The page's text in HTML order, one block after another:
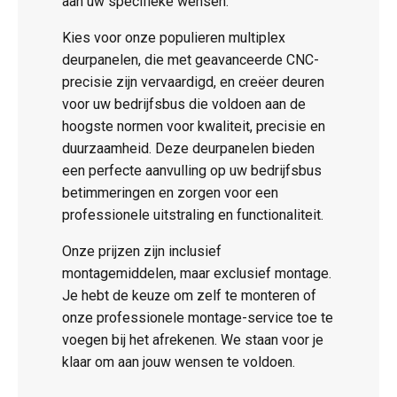
Kies voor onze populieren multiplex
deurpanelen, die met geavanceerde CNC-
precisie zijn vervaardigd, en creëer deuren
voor uw bedrijfsbus die voldoen aan de
hoogste normen voor kwaliteit, precisie en
duurzaamheid. Deze deurpanelen bieden
een perfecte aanvulling op uw bedrijfsbus
betimmeringen en zorgen voor een
professionele uitstraling en functionaliteit.
Onze prijzen zijn inclusief
montagemiddelen, maar exclusief montage.
Je hebt de keuze om zelf te monteren of
onze professionele montage-service toe te
voegen bij het afrekenen. We staan voor je
klaar om aan jouw wensen te voldoen.